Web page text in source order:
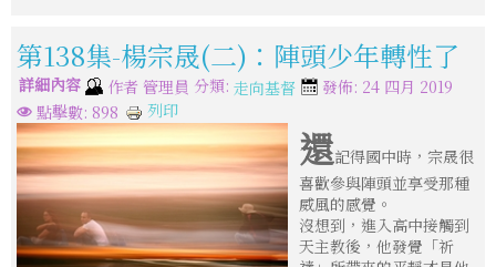
第138集-楊宗晟(二)：陣頭少年轉性了
詳細內容 作者 管理員 分類: 走向基督
發佈: 24 四月 2019
點擊數: 898
列印
還記得國中時，宗晟很
喜歡參與陣頭並享受那種
威風的感覺。
沒想到，進入高中接觸到
天主教後，他發覺「祈